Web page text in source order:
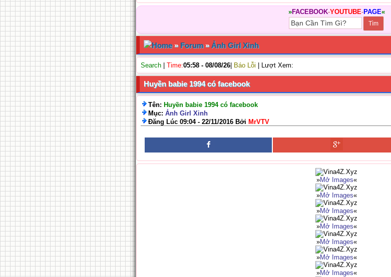
»FACEBOOK-YOUTUBE-PAGE«
Home» Forum»Ảnh Girl Xinh
Search Time:05:58 - 08/08/26 Báo Lỗi | Lượt Xem:
Huyền babie 1994 có facebook
Tên: Huyền babie 1994 có facebook
Mục: Ảnh Girl Xinh
Đăng Lúc 09:04 - 22/11/2016 Bởi MrVTV
»Mở Images«
»Mở Images«
»Mở Images«
»Mở Images«
»Mở Images«
»Mở Images«
»Mở Images«